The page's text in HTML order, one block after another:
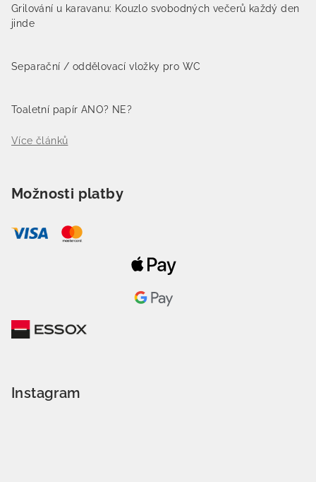
Grilování u karavanu: Kouzlo svobodných večerů každý den
jinde
Separační / oddělovací vložky pro WC
Toaletní papír ANO? NE?
Více článků
Možnosti platby
Instagram